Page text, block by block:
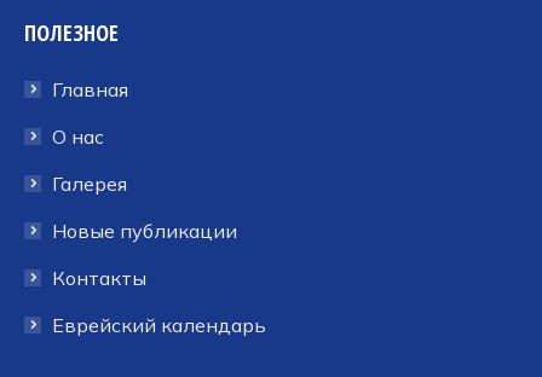
открывается
новом
окне
открывается
новом
окне
открывается
новом
ПОЛЕЗНОЕ
Главная
О нас
Галерея
Новые публикации
Контакты
Еврейский календарь